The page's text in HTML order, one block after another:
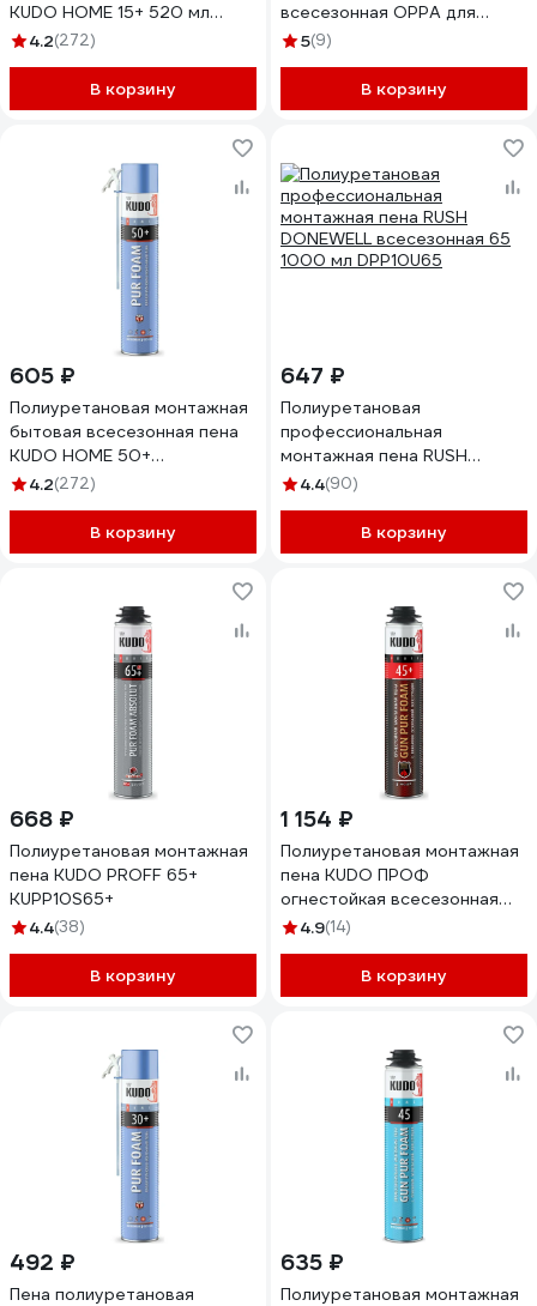
KUDO HOME 15+ 520 мл
KUPH05U15+
4.2(272)
В корзину
всесезонная OPPA для
пистолета, выход 70 л,
мл PROF70 OPPAPROF70
5(9)
В корзину
605 ₽
Полиуретановая монтажная
бытовая всесезонная пена
KUDO HOME 50+
KUPH10U50+
4.2(272)
В корзину
647 ₽
Полиуретановая
профессиональная
монтажная пена RUSH
DONEWELL всесезонная 65
4.4(90)
В корзину
668 ₽
Полиуретановая монтажная
пена KUDO PROFF 65+
KUPP10S65+
4.4(38)
В корзину
1 154 ₽
Полиуретановая монтажная
пена KUDO ПРОФ
огнестойкая всесезонная
PROFF 45+ 1000мл
4.9(14)
В корзину
492 ₽
Пена полиуретановая
635 ₽
Полиуретановая монтажная